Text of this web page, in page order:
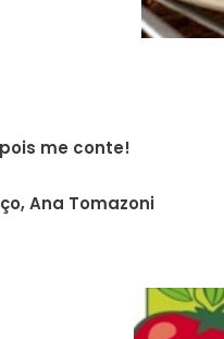
me conte!
Ana Tomazoni